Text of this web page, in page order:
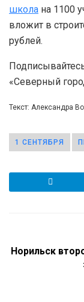
школа на 1100
вложит в
рублей.
«Северный
Текст: Александра
1 СЕНТЯБРЯ
Норильск